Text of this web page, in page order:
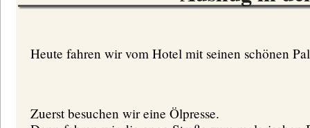
Heute fahren wir vom Hotel mit seinen schönen
Zuerst besuchen wir eine Ölpresse.